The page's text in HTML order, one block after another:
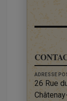
ADRESSE
26 Rue